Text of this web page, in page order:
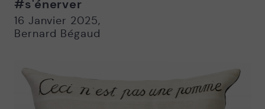
fenêtre
#s'énerver
16 Janvier 2025,
Bernard Bégaud